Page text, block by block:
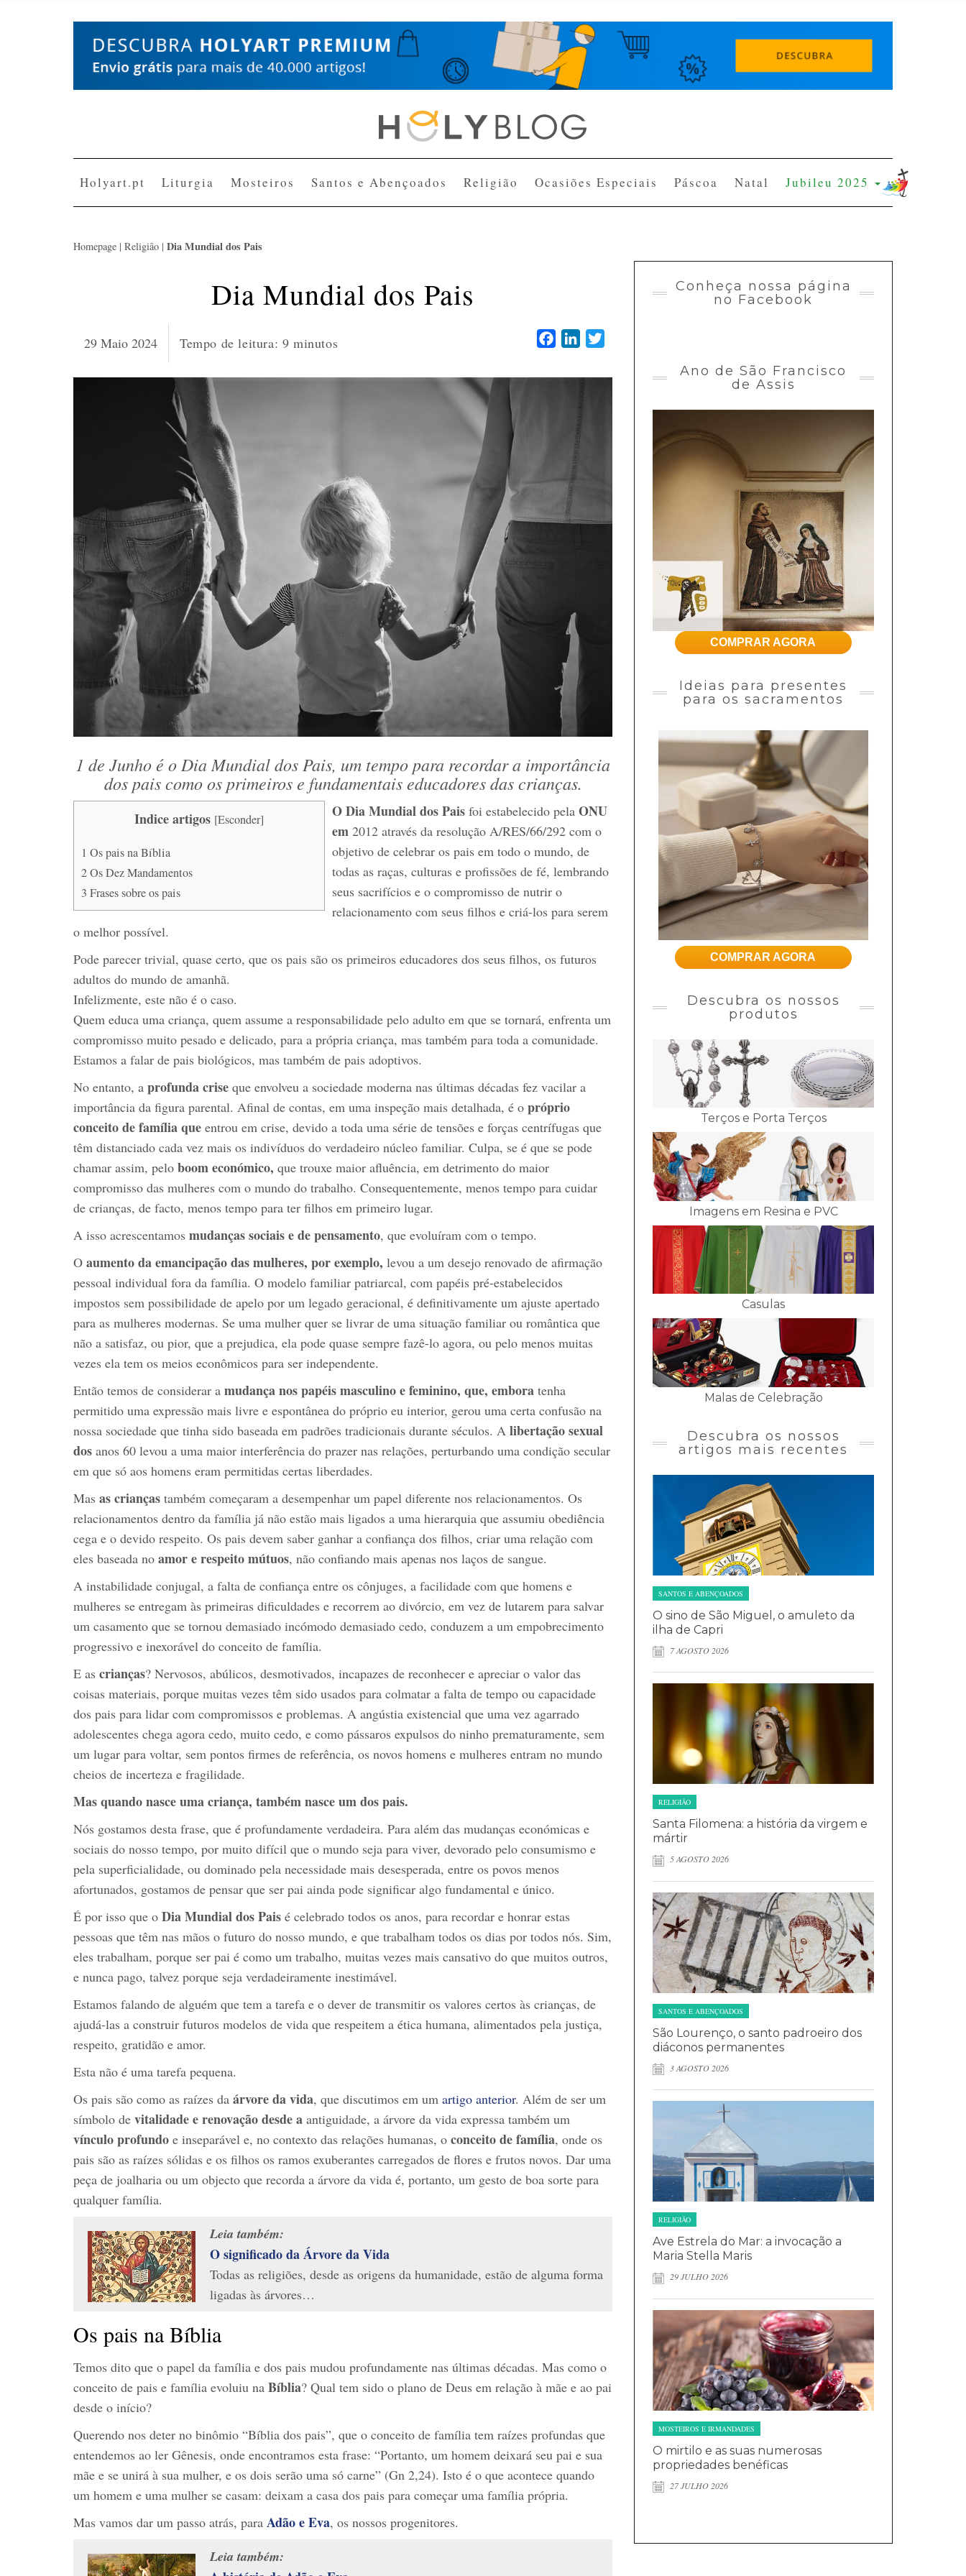
Holyart.pt Liturgia Mosteiros Santos e Abençoados Religião Ocasiões Especiais Páscoa Natal Jubileu 2025
Homepage | Religião | Dia Mundial dos Pais
Dia Mundial dos Pais
29 Maio 2024 Tempo de leitura: 9 minutos FacebookLinkedIn
1 de Junho é o Dia Mundial dos Pais, um tempo para recordar a importância
dos pais como os primeiros e fundamentais educadores das crianças.
Indice artigos [Esconder]
1 Os pais na Bíblia
2Os Dez Mandamentos
3 Frases sobre os pais
O Dia Mundial dos Pais foi estabelecido pela ONU
em 2012 através da resolução A/RES/66/292 com o
objetivo de celebrar os pais em todo o mundo, de
todas as raças, culturas e profissões de fé, lembrando
seus sacrifícios e o compromisso de nutrir o
relacionamento com seus filhos e criá-los para serem
o melhor possível.
Pode parecer trivial, quase certo, que os pais são os primeiros educadores dos seus filhos, os futuros
adultos do mundo de amanhã.
Infelizmente, este não é o caso.
Quem educa uma criança, quem assume a responsabilidade pelo adulto em que se tornará, enfrenta um
compromisso muito pesado e delicado, para a própria criança, mas também para toda a comunidade.
Estamos a falar de pais biológicos, mas também de pais adoptivos.
No entanto, a profunda crise que envolveu a sociedade moderna nas últimas décadas fez vacilar a
importância da figura parental. Afinal de contas, em uma inspeção mais detalhada, é o próprio
conceito de família que entrou em crise, devido a toda uma série de tensões e forças centrífugas que
têm distanciado cada vez mais os indivíduos do verdadeiro núcleo familiar. Culpa, se é que se pode
chamar assim, pelo boom económico, que trouxe maior afluência, em detrimento do maior
compromisso das mulheres com o mundo do trabalho. Consequentemente, menos tempo para cuidar
de crianças, de facto, menos tempo para ter filhos em primeiro lugar.
A isso acrescentamos mudanças sociais e de pensamento, que evoluíram com o tempo.
O aumento da emancipação das mulheres, por exemplo, levou a um desejo renovado de afirmação
pessoal individual fora da família. O modelo familiar patriarcal, com papéis pré-estabelecidos
impostos sem possibilidade de apelo por um legado geracional, é definitivamente um ajuste apertado
para as mulheres modernas. Se uma mulher quer se livrar de uma situação familiar ou romântica que
não a satisfaz, ou pior, que a prejudica, ela pode quase sempre fazê-lo agora, ou pelo menos muitas
vezes ela tem os meios econômicos para ser independente.
Então temos de considerar a mudança nos papéis masculino e feminino, que, embora tenha
permitido uma expressão mais livre e espontânea do próprio eu interior, gerou uma certa confusão na
nossa sociedade que tinha sido baseada em padrões tradicionais durante séculos. A libertação sexual
dos anos 60 levou a uma maior interferência do prazer nas relações, perturbando uma condição secular
em que só aos homens eram permitidas certas liberdades.
Mas as crianças também começaram a desempenhar um papel diferente nos relacionamentos. Os
relacionamentos dentro da família já não estão mais ligados a uma hierarquia que assumiu obediência
cega e o devido respeito. Os pais devem saber ganhar a confiança dos filhos, criar uma relação com
eles baseada no amor e respeito mútuos, não confiando mais apenas nos laços de sangue.
A instabilidade conjugal, a falta de confiança entre os cônjuges, a facilidade com que homens e
mulheres se entregam às primeiras dificuldades e recorrem ao divórcio, em vez de lutarem para salvar
um casamento que se tornou demasiado incómodo demasiado cedo, conduzem a um empobrecimento
progressivo e inexorável do conceito de família.
E as crianças? Nervosos, abúlicos, desmotivados, incapazes de reconhecer e apreciar o valor das
coisas materiais, porque muitas vezes têm sido usados para colmatar a falta de tempo ou capacidade
dos pais para lidar com compromissos e problemas. A angústia existencial que uma vez agarrado
adolescentes chega agora cedo, muito cedo, e como pássaros expulsos do ninho prematuramente, sem
um lugar para voltar, sem pontos firmes de referência, os novos homens e mulheres entram no mundo
cheios de incerteza e fragilidade.
Mas quando nasce uma criança, também nasce um dos pais.
Nós gostamos desta frase, que é profundamente verdadeira. Para além das mudanças económicas e
sociais do nosso tempo, por muito difícil que o mundo seja para viver, devorado pelo consumismo e
pela superficialidade, ou dominado pela necessidade mais desesperada, entre os povos menos
afortunados, gostamos de pensar que ser pai ainda pode significar algo fundamental e único.
É por isso que o Dia Mundial dos Pais é celebrado todos os anos, para recordar e honrar estas
pessoas que têm nas mãos o futuro do nosso mundo, e que trabalham todos os dias por todos nós. Sim,
eles trabalham, porque ser pai é como um trabalho, muitas vezes mais cansativo do que muitos outros,
e nunca pago, talvez porque seja verdadeiramente inestimável.
Estamos falando de alguém que tem a tarefa e o dever de transmitir os valores certos às crianças, de
ajudá-las a construir futuros modelos de vida que respeitem a ética humana, alimentados pela justiça,
respeito, gratidão e amor.
Esta não é uma tarefa pequena.
Os pais são como as raízes da árvore da vida, que discutimos em um artigo anterior. Além de ser um
símbolo de vitalidade e renovação desde a antiguidade, a árvore da vida expressa também um
vínculo profundo e inseparável e, no contexto das relações humanas, o conceito de família, onde os
pais são as raízes sólidas e os filhos os ramos exuberantes carregados de flores e frutos novos. Dar uma
peça de joalharia ou um objecto que recorda a árvore da vida é, portanto, um gesto de boa sorte para
qualquer família.
Leia também:
O significado da Árvore da Vida
Todas as religiões, desde as origens da humanidade, estão de alguma forma
ligadas às árvores…
Os pais na Bíblia
Temos dito que o papel da família e dos pais mudou profundamente nas últimas décadas. Mas como o
conceito de pais e família evoluiu na Bíblia? Qual tem sido o plano de Deus em relação à mãe e ao pai
desde o início?
Querendo nos deter no binômio “Bíblia dos pais”, que o conceito de família tem raízes profundas que
entendemos ao ler Gênesis, onde encontramos esta frase: “Portanto, um homem deixará seu pai e sua
mãe e se unirá à sua mulher, e os dois serão uma só carne” (Gn 2,24). Isto é o que acontece quando
um homem e uma mulher se casam: deixam a casa dos pais para começar uma família própria.
Mas vamos dar um passo atrás, para Adão e Eva, os nossos progenitores.
Leia também:
Conheça nossa página
no Facebook
Ano de São Francisco
de Assis
COMPRAR AGORA
Ideias para presentes
para os sacramentos
COMPRAR AGORA
Descubra os nossos
produtos
Terços e Porta Terços
Imagens em Resina e PVC
Casulas
Malas de Celebração
Descubra os nossos
artigos mais recentes
SANTOS E ABENÇOADOS
O sino de São Miguel, o amuleto da
ilha de Capri
7 AGOSTO 2026
RELIGIÃO
Santa Filomena: a história da virgem e
mártir
5 AGOSTO 2026
SANTOS E ABENÇOADOS
São Lourenço, o santo padroeiro dos
diáconos permanentes
3 AGOSTO 2026
RELIGIÃO
Ave Estrela do Mar: a invocação a
Maria Stella Maris
29 JULHO 2026
MOSTEIROS E IRMANDADES
O mirtilo e as suas numerosas
propriedades benéficas
27 JULHO 2026